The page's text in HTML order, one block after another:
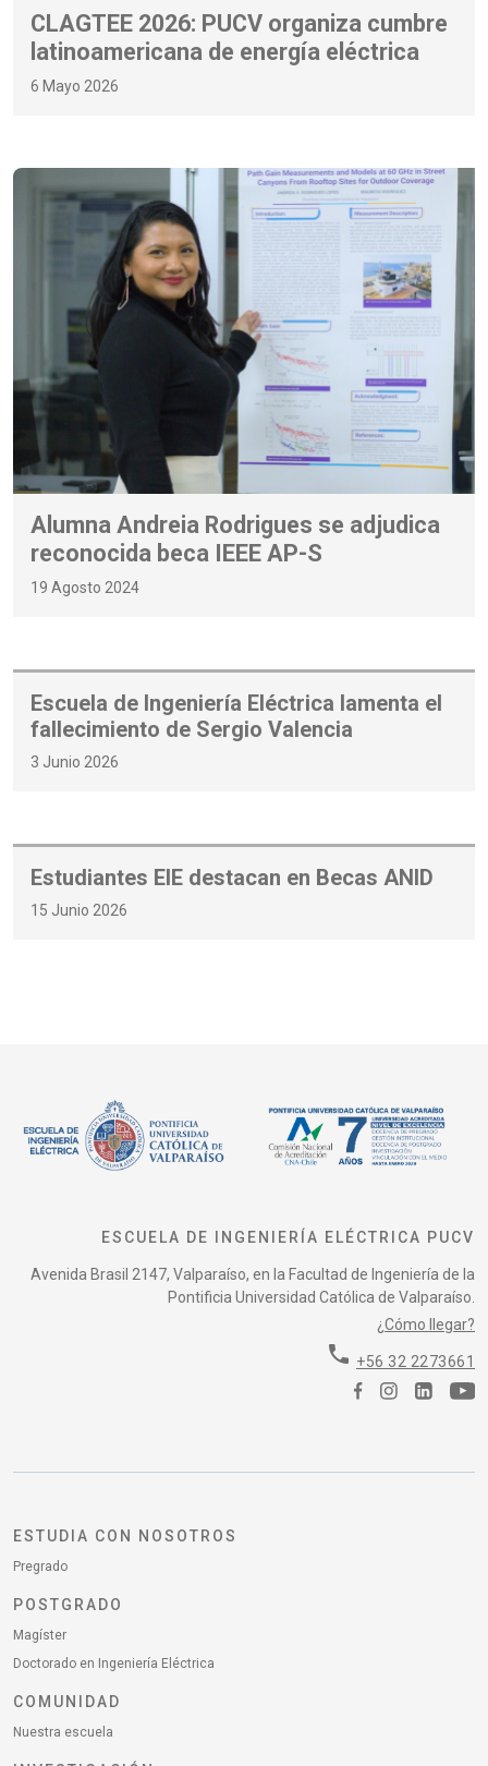
CLAGTEE 2026: PUCV organiza cumbre
latinoamericana de energía eléctrica
6 Mayo 2026
Alumna Andreia Rodrigues se adjudica
reconocida beca IEEE AP-S
19 Agosto 2024
Escuela de Ingeniería Eléctrica lamenta el
fallecimiento de Sergio Valencia
3 Junio 2026
Estudiantes EIE destacan en Becas ANID
15 Junio 2026
ESCUELA DE INGENIERÍA ELÉCTRICA PUCV
Avenida Brasil 2147, Valparaíso, en la Facultad de Ingeniería de la
Pontificia Universidad Católica de Valparaíso.
¿Cómo llegar?
phone +56 32 2273661
ESTUDIA CON NOSOTROS
Pregrado
POSTGRADO
Magíster
Doctorado en Ingeniería Eléctrica
COMUNIDAD
Nuestra escuela